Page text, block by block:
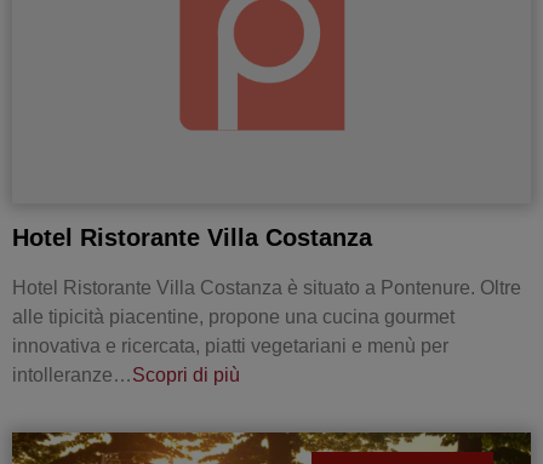
Hotel Ristorante Villa Costanza
Hotel Ristorante Villa Costanza è situato a Pontenure. Oltre
alle tipicità piacentine, propone una cucina gourmet
innovativa e ricercata, piatti vegetariani e menù per
intolleranze…Scopri di più